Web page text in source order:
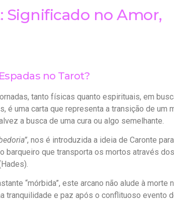
Significado no Amor,
no Tarot?
tanto físicas quanto espirituais, em
é uma carta que representa a transição de um
a busca de uma cura ou algo semelhante.
, nos é introduzida a ideia de Caronte
barqueiro que transporta os mortos através
“mórbida”, este arcano não alude à morte
tranquilidade e paz após o conflituoso evento